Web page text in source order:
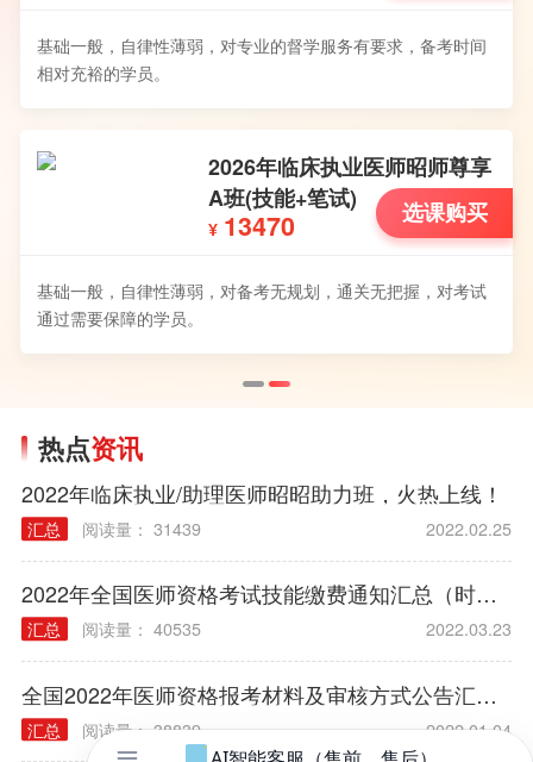
基础一般，自律性薄弱，对专业的督学服务有要求，备考时间
相对充裕的学员。
2026年临床执业医师昭师尊享
A班(技能+笔试)
¥ 13470 选课购买
基础一般，自律性薄弱，对备考无规划，通关无把握，对考试
通过需要保障的学员。
热点资讯
2022年临床执业/助理医师昭昭助力班，火热上线！
汇总 阅读量： 31439 2022.02.25
2022年全国医师资格考试技能缴费通知汇总（时间/方式/标准）
汇总 阅读量： 40535 2022.03.23
全国2022年医师资格报考材料及审核方式公告汇总（各考区）
汇总 阅读量： 38839 2022.01.04